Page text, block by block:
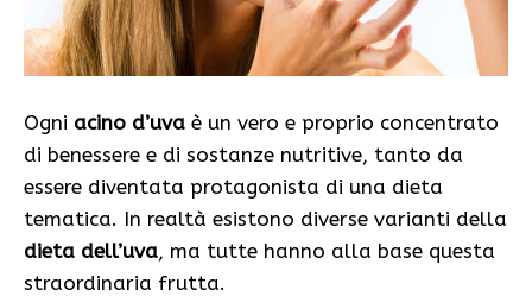
Ogni acino d’uva è un vero e proprio concentrato
di benessere e di sostanze nutritive, tanto da
essere diventata protagonista di una dieta
tematica. In realtà esistono diverse varianti della
dieta dell’uva, ma tutte hanno alla base questa
straordinaria frutta.